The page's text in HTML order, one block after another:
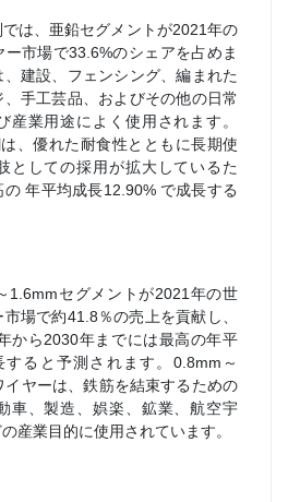
は、亜鉛セグメントが2021年の
市場で33.6%のシェアを占めま
、建設、フェンシング、編まれた
手工芸品、およびその他の日常
産業用途によく使用されます。
、優れた耐食性とともに長期使
としての採用が拡大しているた
年平均成長12.90% で成長する
1.6mmセグメントが2021年の世
場で約41.8％の売上を貢献し、
から2030年までには最高の年平
ると予測されます。0.8mm～
ヤーは、鉄筋を結束するための
車、製造、娯楽、鉱業、航空宇
産業目的に使用されています。